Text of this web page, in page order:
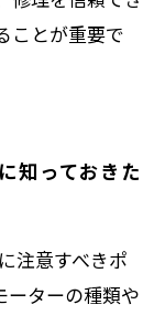
ことが重要で
知っておきた
注意すべきポ
ーターの種類や